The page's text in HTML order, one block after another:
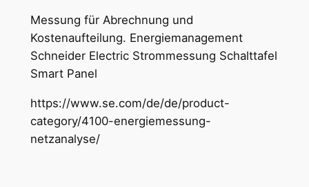
Messung für Abrechnung und
Kostenaufteilung. Energiemanagement
Schneider Electric Strommessung Schalttafel
Smart Panel
https://www.se.com/de/de/product-
category/4100-energiemessung-
netzanalyse/